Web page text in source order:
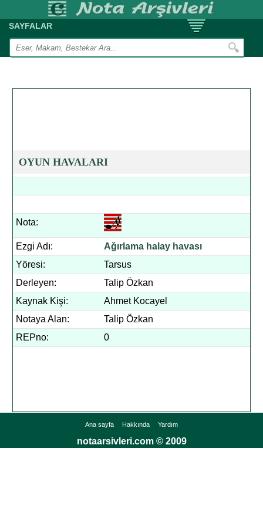
SAYFALAR
OYUN HAVALARI
Nota:
Ezgi Adı:
Ağırlama halay havası
Yöresi:
Tarsus
Derleyen:
Talip Özkan
Kaynak Kişi:
Ahmet Kocayel
Notaya Alan:
Talip Özkan
REPno:
0
Ana sayfa Hakkında Yardım
notaarsivleri.com © 2009